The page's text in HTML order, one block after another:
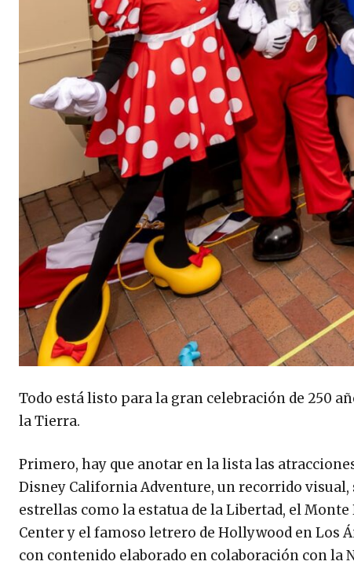
Todo está listo para la gran celebración de 250
la Tierra.
Primero, hay que anotar en la lista las
Disney California Adventure, un recorrido
estrellas como la estatua de la Libertad, el
Center y el famoso letrero de Hollywood en Los
con contenido elaborado en colaboración con la